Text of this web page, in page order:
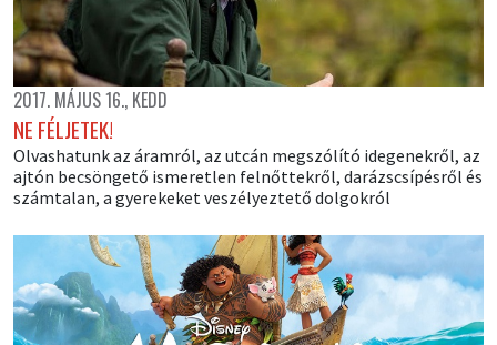
2017. MÁJUS 16., KEDD
NE FÉLJETEK!
Olvashatunk az áramról, az utcán megszólító idegenekről, az
ajtón becsöngető ismeretlen felnőttekről, darázscsípésről és
számtalan, a gyerekeket veszélyeztető dolgokról